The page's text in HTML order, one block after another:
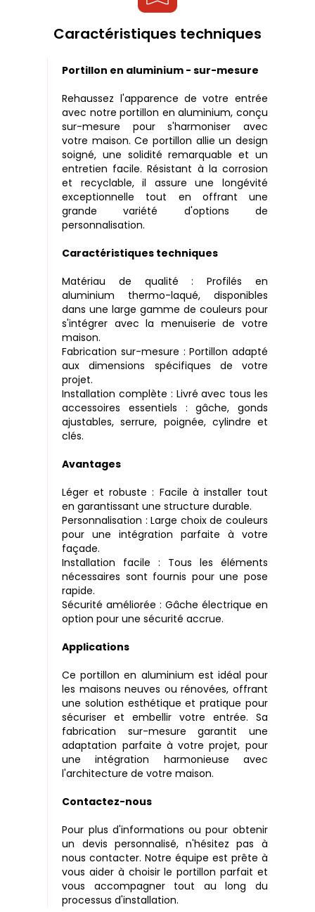
Caractéristiques techniques
Portillon en aluminium - sur-mesure
Rehaussez l'apparence de votre entrée
avec notre portillon en aluminium, conçu
sur-mesure pour s'harmoniser avec
votre maison. Ce portillon allie un design
soigné, une solidité remarquable et un
entretien facile. Résistant à la corrosion
et recyclable, il assure une longévité
exceptionnelle tout en offrant une
grande variété d'options de
personnalisation.
Caractéristiques techniques
Matériau de qualité : Profilés en
aluminium thermo-laqué, disponibles
dans une large gamme de couleurs pour
s'intégrer avec la menuiserie de votre
maison.
Fabrication sur-mesure : Portillon adapté
aux dimensions spécifiques de votre
projet.
Installation complète : Livré avec tous les
accessoires essentiels : gâche, gonds
ajustables, serrure, poignée, cylindre et
clés.
Avantages
Léger et robuste : Facile à installer tout
en garantissant une structure durable.
Personnalisation : Large choix de couleurs
pour une intégration parfaite à votre
façade.
Installation facile : Tous les éléments
nécessaires sont fournis pour une pose
rapide.
Sécurité améliorée : Gâche électrique en
option pour une sécurité accrue.
Applications
Ce portillon en aluminium est idéal pour
les maisons neuves ou rénovées, offrant
une solution esthétique et pratique pour
sécuriser et embellir votre entrée. Sa
fabrication sur-mesure garantit une
adaptation parfaite à votre projet, pour
une intégration harmonieuse avec
l'architecture de votre maison.
Contactez-nous
Pour plus d'informations ou pour obtenir
un devis personnalisé, n'hésitez pas à
nous contacter. Notre équipe est prête à
vous aider à choisir le portillon parfait et
vous accompagner tout au long du
processus d'installation.